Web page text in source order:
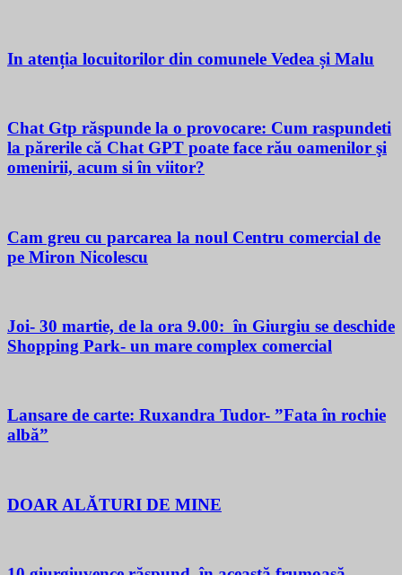
In atenția locuitorilor din comunele Vedea și Malu
Chat Gtp răspunde la o provocare: Cum raspundeti
la părerile că Chat GPT poate face rău oamenilor şi
omenirii, acum si în viitor?
Cam greu cu parcarea la noul Centru comercial de
pe Miron Nicolescu
Joi- 30 martie, de la ora 9.00: în Giurgiu se deschide
Shopping Park- un mare complex comercial
Lansare de carte: Ruxandra Tudor- ”Fata în rochie
albă”
DOAR ALĂTURI DE MINE